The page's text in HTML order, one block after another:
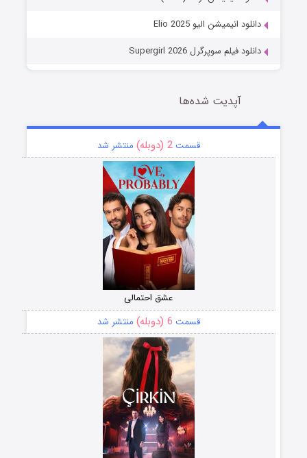
دانلود انیمیشن الیو Elio 2025
دانلود فیلم سوپرگرل Supergirl 2026
آپدیت شده‌ها
قسمت2 (دوبله) منتشر شد
عشق احتمالی
قسمت 6 (دوبله) منتشر شد